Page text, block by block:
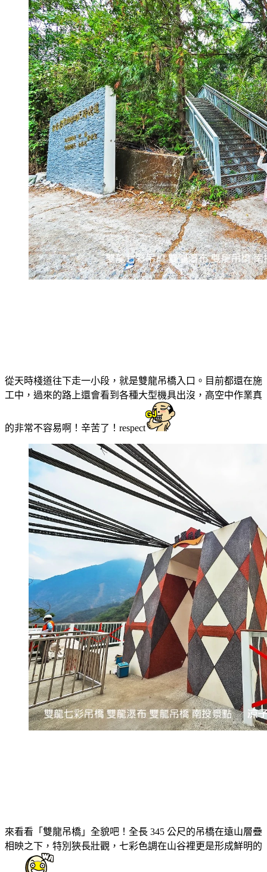
從天時棧道往下走一小段，就是雙龍吊橋入口。目前都還在施
工中，過來的路上還會看到各種大型機具出沒，高空中作業真
的非常不容易啊！辛苦了！respect
來看看「雙龍吊橋」全貌吧！全長 345 公尺的吊橋在遠山層疊
相映之下，特別狹長壯觀，七彩色調在山谷裡更是形成鮮明的